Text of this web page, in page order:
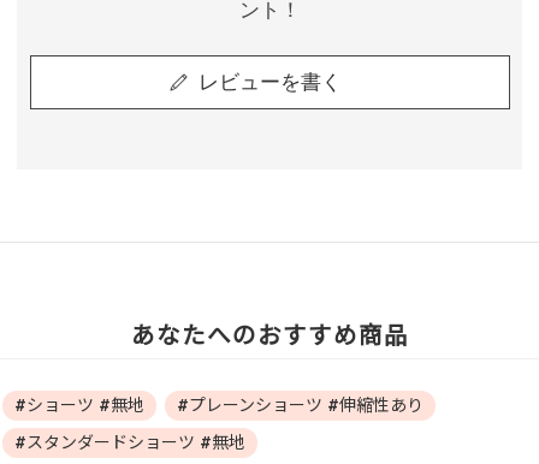
ント！
レビューを書く
あなたへのおすすめ商品
#ショーツ #無地
#プレーンショーツ #伸縮性あり
#スタンダードショーツ #無地